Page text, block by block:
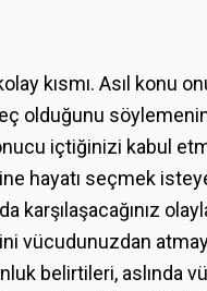
kısmı. Asıl konu
olduğunu
içtiğinizi kabul
hayatı seçmek
karşılaşacağınız
vücudunuzdan
belirtileri, aslında